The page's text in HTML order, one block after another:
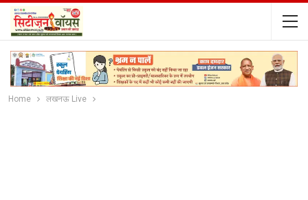
Home लखनऊ Live